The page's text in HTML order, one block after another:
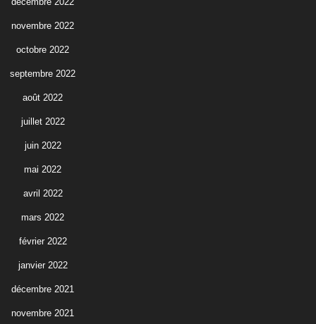
novembre 2022
octobre 2022
septembre 2022
août 2022
juillet 2022
juin 2022
mai 2022
avril 2022
mars 2022
février 2022
janvier 2022
décembre 2021
novembre 2021